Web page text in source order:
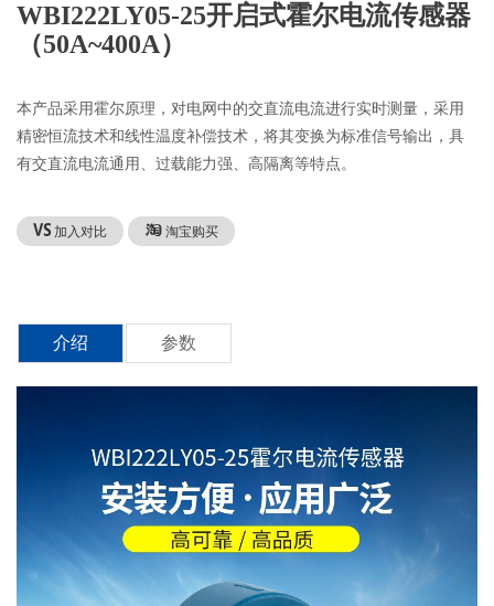
WBI222LY05-25开启式霍尔电流传感器
（50A~400A）
本产品采用霍尔原理，对电网中的交直流电流进行实时测量，采用
精密恒流技术和线性温度补偿技术，将其变换为标准信号输出，具
有交直流电流通用、过载能力强、高隔离等特点。
加入对比 淘宝购买
介绍 参数